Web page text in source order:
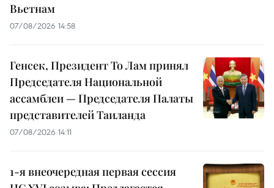
Вьетнам
07/08/2026 14:58
Генсек, Президент То Лам принял
Председателя Национальной
ассамблеи — Председателя Палаты
представителей Таиланда
07/08/2026 14:11
1-я внеочередная первая сессия